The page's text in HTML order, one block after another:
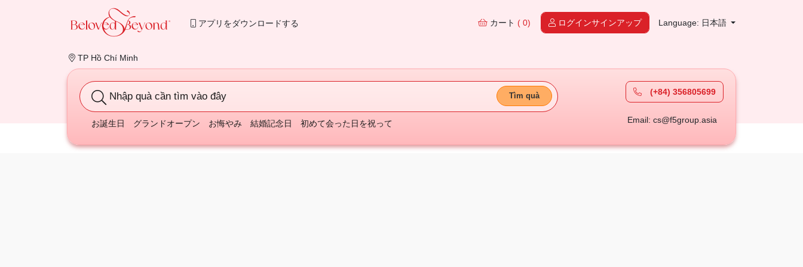
アプリをダウンロードする
TP Hồ Chí Minh
カート ( 0) ログインサインアップ Language: 日本語
Nhập quà cần tìm vào đây Tìm quà
お誕生日 グランドオープン お悔やみ 結婚記念日 初めて会った日を祝って
(+84) 356805699
Email: cs@f5group.asia